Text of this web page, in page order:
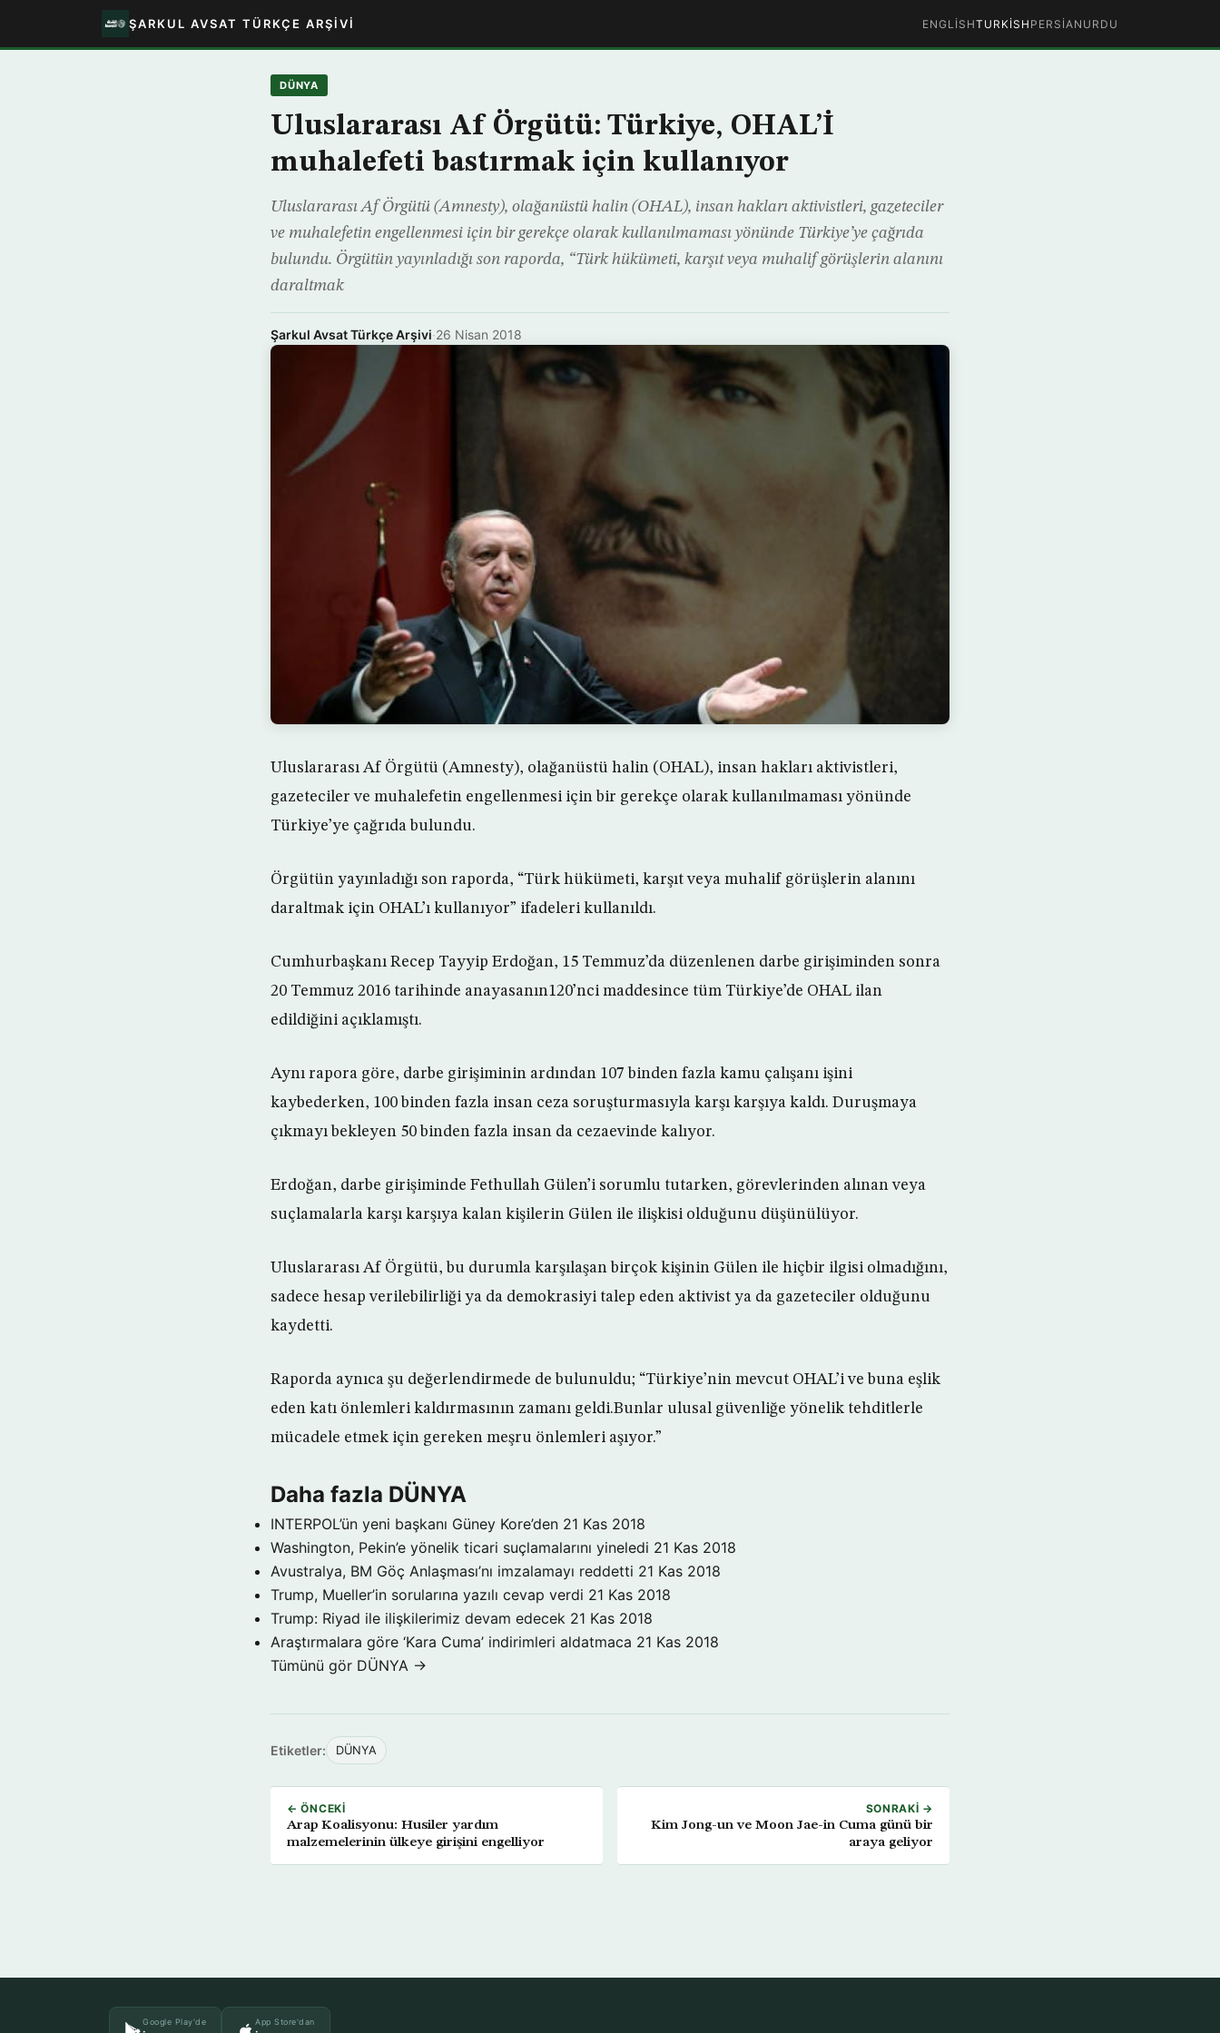
ŞARKUL AVSAT TÜRKÇE ARŞIVI ENGLISHTURKISH PERSIAN URDU
DÜNYA
Uluslararası Af Örgütü: Türkiye, OHAL’İ
muhalefeti bastırmak için kullanıyor
Uluslararası Af Örgütü (Amnesty), olağanüstü halin (OHAL), insan hakları aktivistleri, gazeteciler
ve muhalefetin engellenmesi için bir gerekçe olarak kullanılmaması yönünde Türkiye’ye çağrıda
bulundu. Örgütün yayınladığı son raporda, “Türk hükümeti, karşıt veya muhalif görüşlerin alanını
daraltmak
Şarkul Avsat Türkçe Arşivi·26 Nisan 2018
Uluslararası Af Örgütü (Amnesty), olağanüstü halin (OHAL), insan hakları aktivistleri,
gazeteciler ve muhalefetin engellenmesi için bir gerekçe olarak kullanılmaması yönünde
Türkiye’ye çağrıda bulundu.
Örgütün yayınladığı son raporda, “Türk hükümeti, karşıt veya muhalif görüşlerin alanını
daraltmak için OHAL’ı kullanıyor” ifadeleri kullanıldı.
Cumhurbaşkanı Recep Tayyip Erdoğan, 15 Temmuz’da düzenlenen darbe girişiminden sonra
20 Temmuz 2016 tarihinde anayasanın120’nci maddesince tüm Türkiye’de OHAL ilan
edildiğini açıklamıştı.
Aynı rapora göre, darbe girişiminin ardından 107 binden fazla kamu çalışanı işini
kaybederken, 100 binden fazla insan ceza soruşturmasıyla karşı karşıya kaldı. Duruşmaya
çıkmayı bekleyen 50 binden fazla insan da cezaevinde kalıyor.
Erdoğan, darbe girişiminde Fethullah Gülen’i sorumlu tutarken, görevlerinden alınan veya
suçlamalarla karşı karşıya kalan kişilerin Gülen ile ilişkisi olduğunu düşünülüyor.
Uluslararası Af Örgütü, bu durumla karşılaşan birçok kişinin Gülen ile hiçbir ilgisi olmadığını,
sadece hesap verilebilirliği ya da demokrasiyi talep eden aktivist ya da gazeteciler olduğunu
kaydetti.
Raporda aynıca şu değerlendirmede de bulunuldu; “Türkiye’nin mevcut OHAL’i ve buna eşlik
eden katı önlemleri kaldırmasının zamanı geldi.Bunlar ulusal güvenliğe yönelik tehditlerle
mücadele etmek için gereken meşru önlemleri aşıyor.”
Daha fazla DÜNYA
INTERPOL’ün yeni başkanı Güney Kore’den 21 Kas 2018
Washington, Pekin’e yönelik ticari suçlamalarını yineledi 21 Kas 2018
Avustralya, BM Göç Anlaşması’nı imzalamayı reddetti 21 Kas 2018
Trump, Mueller’in sorularına yazılı cevap verdi 21 Kas 2018
Trump: Riyad ile ilişkilerimiz devam edecek 21 Kas 2018
Araştırmalara göre ‘Kara Cuma’ indirimleri aldatmaca 21 Kas 2018
Tümünü gör DÜNYA →
Etiketler: DÜNYA
← ÖNCEKI
Arap Koalisyonu: Husiler yardım
malzemelerinin ülkeye girişini engelliyor
SONRAKI →
Kim Jong-un ve Moon Jae-in Cuma günü bir
araya geliyor
Google Play'de App Store'dan